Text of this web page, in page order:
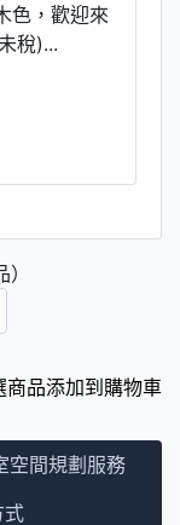
色，歡迎來
稅)...
空間規劃服務
式